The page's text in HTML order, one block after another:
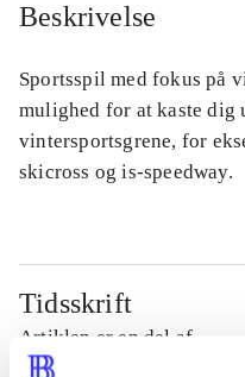
Beskrivelse
Sportsspil med fokus på
mulighed for at kaste dig
vintersportsgrene, for
skicross og is-speedway.
Tidsskrift
Artiklen er en del af